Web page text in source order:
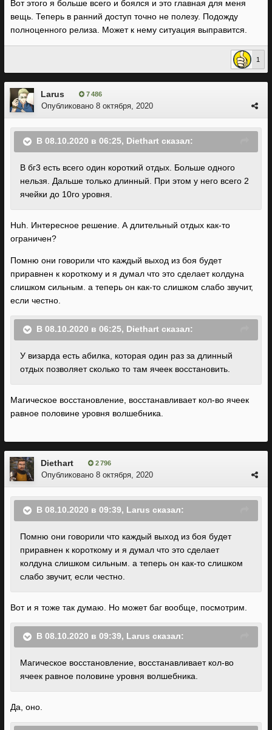
Вот этого я больше всего и боялся и это главная для меня
вещь. Теперь в ранний доступ точно не полезу. Подожду
полноценного релиза. Может к нему ситуация выправится.
1
Larus 7 486
Опубликовано 8 октября, 2020
В 08.10.2020 в 06:25, Diethart сказал:
В бг3 есть всего один короткий отдых. Больше одного
нельзя. Дальше только длинный. При этом у него всего 2
ячейки до 10го уровня.
Huh. Интересное решение. А длительный отдых как-то
ограничен?
Помню они говорили что каждый выход из боя будет
приравнен к короткому и я думал что это сделает колдуна
слишком сильным. а теперь он как-то слишком слабо звучит,
если честно.
В 08.10.2020 в 06:25, Diethart сказал:
У визарда есть абилка, которая один раз за длинный
отдых позволяет сколько то там ячеек восстановить.
Магическое восстановление, восстанавливает кол-во ячеек
равное половине уровня волшебника.
Diethart 2 796
Опубликовано 8 октября, 2020
В 08.10.2020 в 09:39, Larus сказал:
Помню они говорили что каждый выход из боя будет
приравнен к короткому и я думал что это сделает
колдуна слишком сильным. а теперь он как-то слишком
слабо звучит, если честно.
Вот и я тоже так думаю. Но может баг вообще, посмотрим.
В 08.10.2020 в 09:39, Larus сказал:
Магическое восстановление, восстанавливает кол-во
ячеек равное половине уровня волшебника.
Да, оно.